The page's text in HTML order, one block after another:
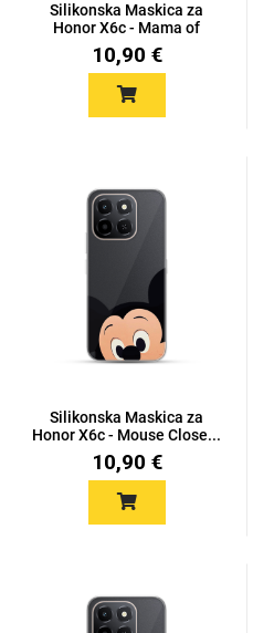
Silikonska Maskica za
Honor X6c - Mama of
Dram...
10,90 €
Silikonska Maskica za
Honor X6c - Mouse Close...
10,90 €